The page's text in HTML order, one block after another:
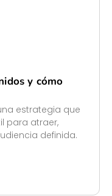
y cómo
estrategia que
para atraer,
definida.